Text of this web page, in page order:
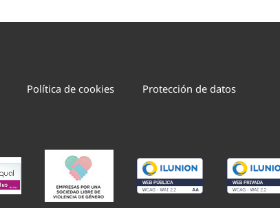
Política de cookies
Protección de datos